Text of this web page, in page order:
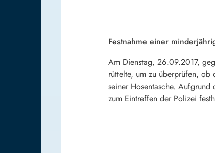
Festnahme einer
Am Dienstag, 26.09.2017,
rüttelte, um zu überprüfen,
seiner Hosentasche.
zum Eintreffen der Polizei